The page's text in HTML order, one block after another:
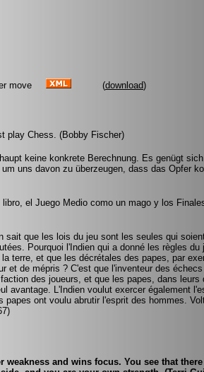
move (download)
play Chess. (Bobby Fischer)
keine konkrete Berechnung. Es genügt
uns davon zu überzeugen, dass das Opfer
el Juego Medio como un mago y los
sait que les lois du jeu sont les seules qui
Pourquoi l'Indien qui a donné les règles du
terre, et que les décrétales des papes, par
et de mépris ? C'est que l'inventeur des
des joueurs, et que les papes, dans leurs
avantage. L'Indien voulut exercer également
papes ont voulu abrutir l'esprit des hommes.
weakness and wins focus. You see that